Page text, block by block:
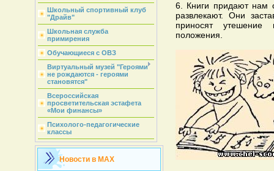
Школьный спортивный клуб
"Драйв"
Школьная служба
примирения
Обучающиеся с ОВЗ
Виртуальный музей "Героями
не рождаются - героями
становятся"
Всероссийская
просветительская эстафета
«Мои финансы»
Психолого-педагогические
классы
Новости в MAX
6. Книги придают нам
развлекают. Они
приносят
положения.